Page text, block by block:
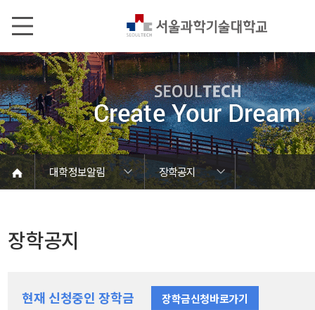
대학정보알림
장학공지
대학정보알림
정보공개
정보서비스안내
온라인민원센터
청렴행정
갑질신고센터
유실물 센터
SEOULTECH광장
대학공지사항
학사공지
장학공지
대학원공지
취업공지
대학입찰
채용정보
공모/외부행사
등록금심의위원회
코로나바이러스19 대응안내
재정위원회
장학공지
현재 신청중인 장학금
장학금신청바로가기